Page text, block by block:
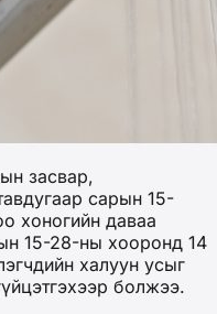
засвар,
сарын 15-
хоногийн даваа
15-28-ны хооронд 14
халуун усыг
болжээ.